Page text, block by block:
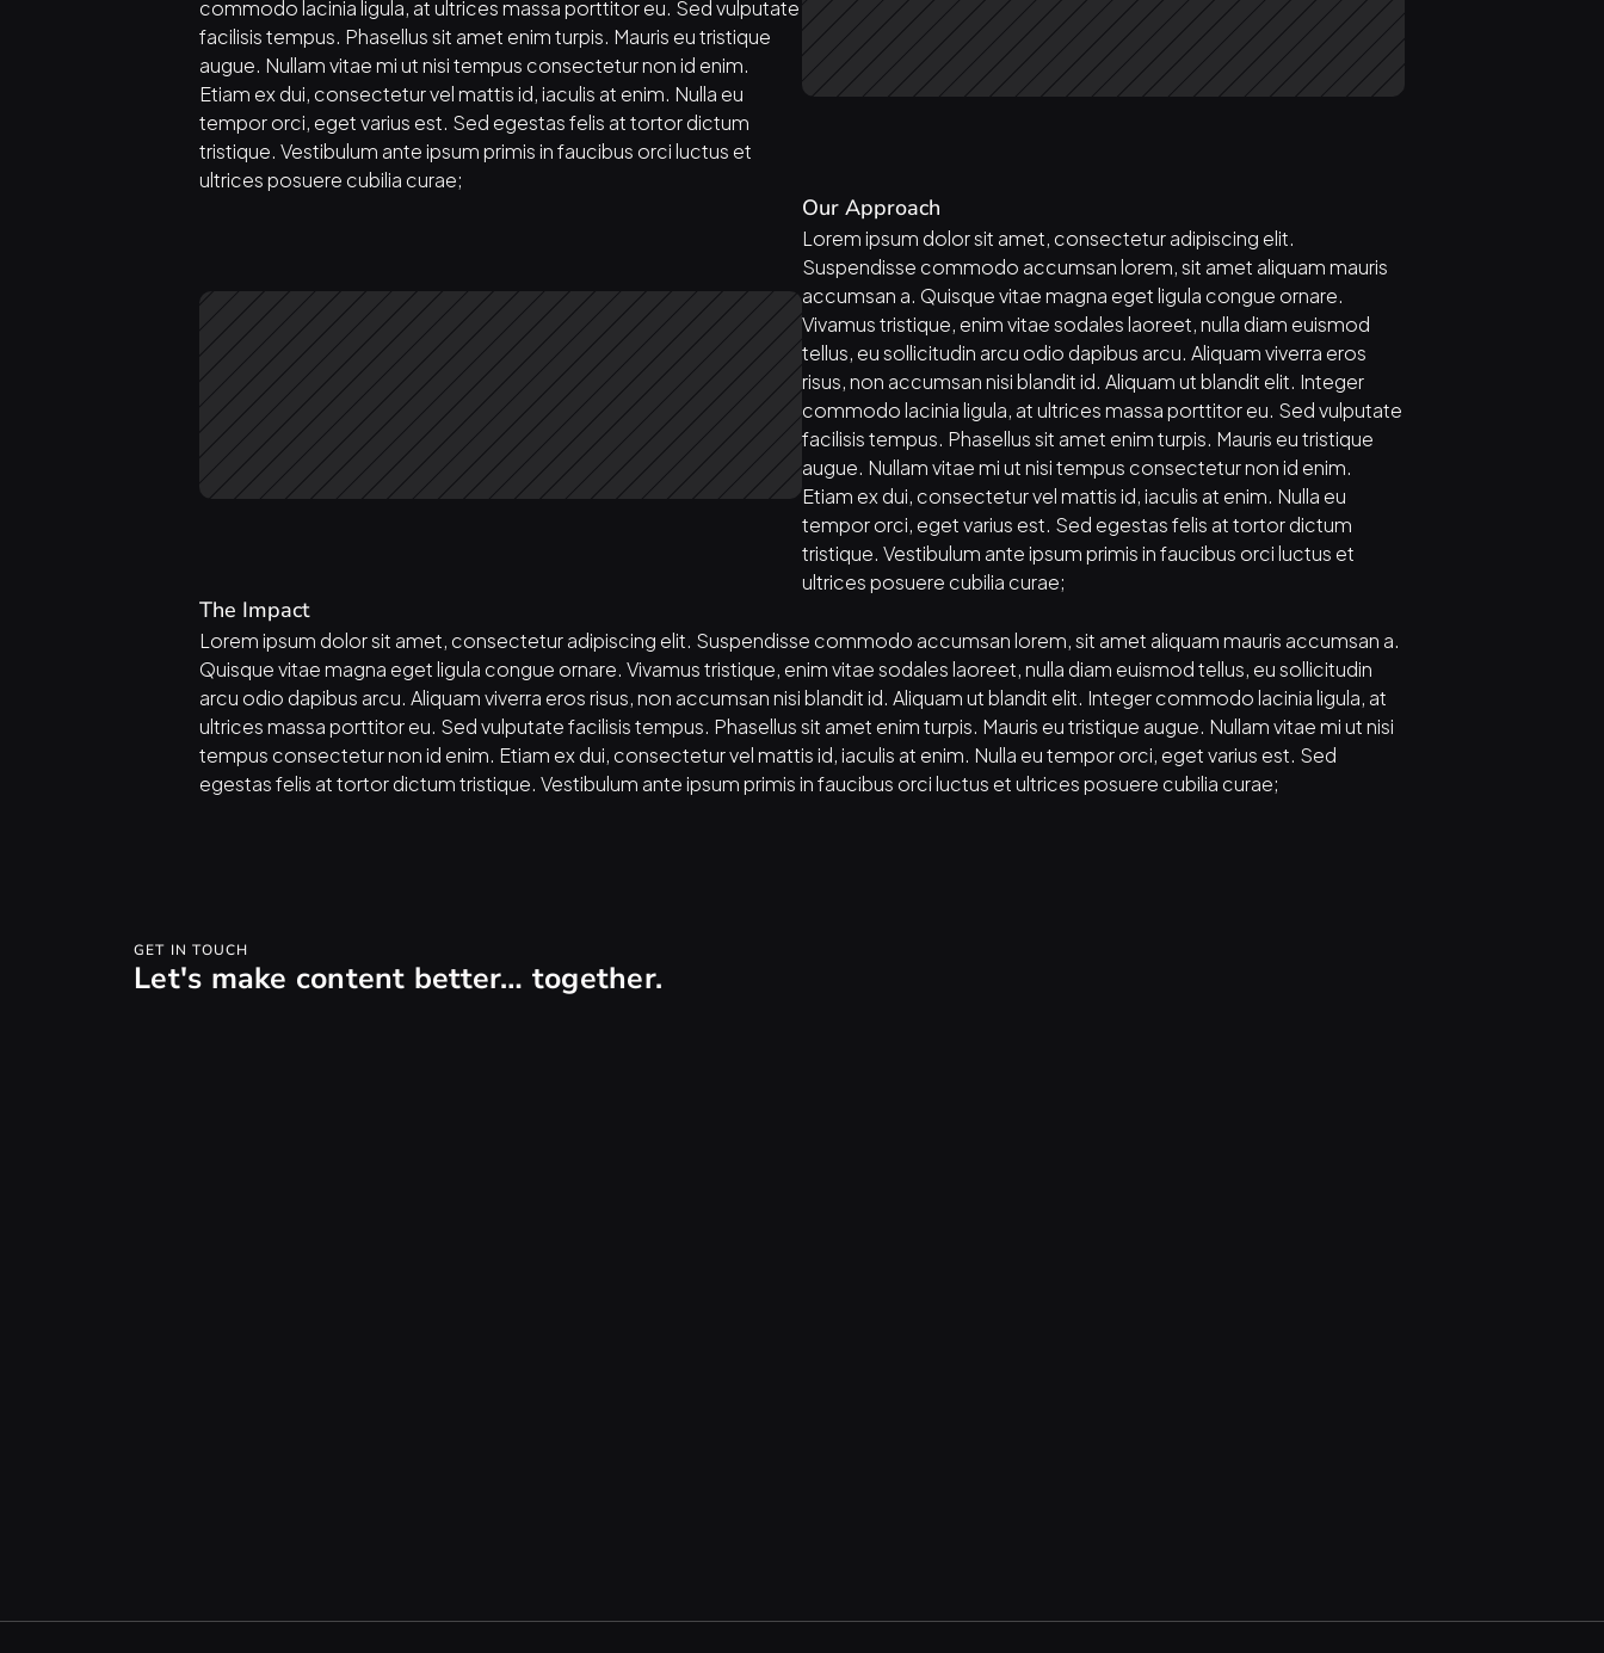
commodo lacinia ligula, at ultrices massa porttitor eu. Sed vulputate
facilisis tempus. Phasellus sit amet enim turpis. Mauris eu tristique
augue. Nullam vitae mi ut nisi tempus consectetur non id enim.
Etiam ex dui, consectetur vel mattis id, iaculis at enim. Nulla eu
tempor orci, eget varius est. Sed egestas felis at tortor dictum
tristique. Vestibulum ante ipsum primis in faucibus orci luctus et
ultrices posuere cubilia curae;
Our Approach
Lorem ipsum dolor sit amet, consectetur adipiscing elit.
Suspendisse commodo accumsan lorem, sit amet aliquam mauris
accumsan a. Quisque vitae magna eget ligula congue ornare.
Vivamus tristique, enim vitae sodales laoreet, nulla diam euismod
tellus, eu sollicitudin arcu odio dapibus arcu. Aliquam viverra eros
risus, non accumsan nisi blandit id. Aliquam ut blandit elit. Integer
commodo lacinia ligula, at ultrices massa porttitor eu. Sed vulputate
facilisis tempus. Phasellus sit amet enim turpis. Mauris eu tristique
augue. Nullam vitae mi ut nisi tempus consectetur non id enim.
Etiam ex dui, consectetur vel mattis id, iaculis at enim. Nulla eu
tempor orci, eget varius est. Sed egestas felis at tortor dictum
tristique. Vestibulum ante ipsum primis in faucibus orci luctus et
ultrices posuere cubilia curae;
The Impact
Lorem ipsum dolor sit amet, consectetur adipiscing elit. Suspendisse commodo accumsan lorem, sit amet aliquam mauris accumsan a.
Quisque vitae magna eget ligula congue ornare. Vivamus tristique, enim vitae sodales laoreet, nulla diam euismod tellus, eu sollicitudin
arcu odio dapibus arcu. Aliquam viverra eros risus, non accumsan nisi blandit id. Aliquam ut blandit elit. Integer commodo lacinia ligula, at
ultrices massa porttitor eu. Sed vulputate facilisis tempus. Phasellus sit amet enim turpis. Mauris eu tristique augue. Nullam vitae mi ut nisi
tempus consectetur non id enim. Etiam ex dui, consectetur vel mattis id, iaculis at enim. Nulla eu tempor orci, eget varius est. Sed
egestas felis at tortor dictum tristique. Vestibulum ante ipsum primis in faucibus orci luctus et ultrices posuere cubilia curae;
GET IN TOUCH
Let's make content better… together.